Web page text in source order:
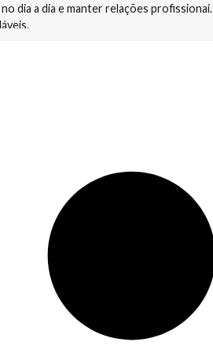
dia a dia e manter relações